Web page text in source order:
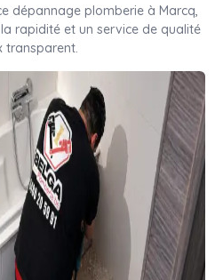
dépannage plomberie à Marcq,
rapidité et un service de qualité
transparent.